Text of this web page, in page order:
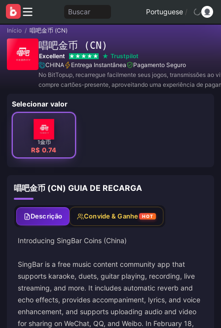
Buscar Portuguese /
Início / 唱吧金币 (CN)
唱吧金币 (CN)
Excellent
Trustpilot
CHINA
Entrega Instantânea
Pagamento Seguro
No BitTopup, recarregue facilmente seus jogos, transmissões ao
compre cartões-presente, aproveitando uma experiência de
Selecionar valor
1金币
R$ 0.74
唱吧金币 (CN) GUIA DE RECARGA
Descrição Convide & Ganhe HOT
Introducing SingBar Coins (China)
SingBar is a free music content community app that
supports karaoke, duets, guitar playing, recording, live
streaming, and more. It includes automatic reverb and
echo effects, provides accompaniment, lyrics, and voice
enhancement, and supports uploading audio and video
for sharing on WeChat, QQ, and Weibo. In February 18,